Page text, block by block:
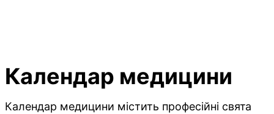
Календар медицини
Календар медицини містить професійні свята